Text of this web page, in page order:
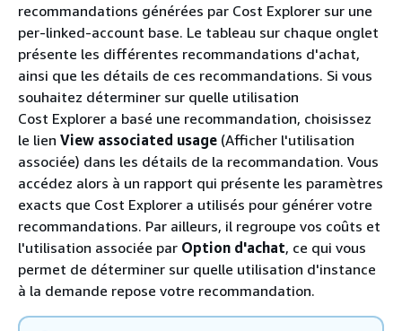
recommandations générées par Cost Explorer sur une
per-linked-account base. Le tableau sur chaque onglet
présente les différentes recommandations d'achat,
ainsi que les détails de ces recommandations. Si vous
souhaitez déterminer sur quelle utilisation
Cost Explorer a basé une recommandation, choisissez
le lien View associated usage (Afficher l'utilisation
associée) dans les détails de la recommandation. Vous
accédez alors à un rapport qui présente les paramètres
exacts que Cost Explorer a utilisés pour générer votre
recommandations. Par ailleurs, il regroupe vos coûts et
l'utilisation associée par Option d'achat, ce qui vous
permet de déterminer sur quelle utilisation d'instance
à la demande repose votre recommandation.